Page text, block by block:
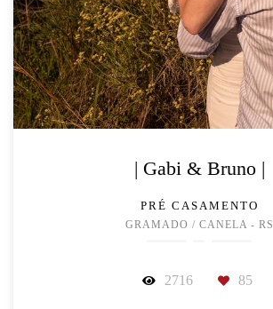
| Gabi & Bruno |
PRÉ CASAMENTO
GRAMADO / CANELA - RS
2716 85